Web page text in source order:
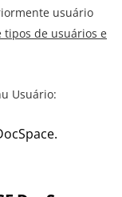
usuário
tipos de usuários e
Usuário: